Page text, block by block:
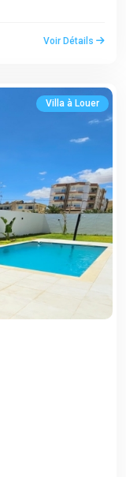
Voir Détails
Villa à Louer